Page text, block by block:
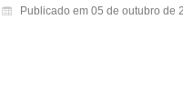
Publicado em 05 de outubro de